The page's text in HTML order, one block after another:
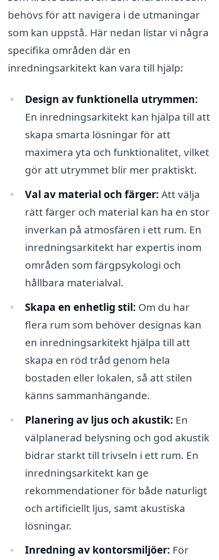
behövs för att navigera i de utmaningar
som kan uppstå. Här nedan listar vi några
specifika områden där en
inredningsarkitekt kan vara till hjälp:
Design av funktionella utrymmen:
En inredningsarkitekt kan hjälpa till att
skapa smarta lösningar för att
maximera yta och funktionalitet, vilket
gör att utrymmet blir mer praktiskt.
Val av material och färger: Att välja
rätt färger och material kan ha en stor
inverkan på atmosfären i ett rum. En
inredningsarkitekt har expertis inom
områden som färgpsykologi och
hållbara materialval.
Skapa en enhetlig stil: Om du har
flera rum som behöver designas kan
en inredningsarkitekt hjälpa till att
skapa en röd tråd genom hela
bostaden eller lokalen, så att stilen
känns sammanhängande.
Planering av ljus och akustik: En
välplanerad belysning och god akustik
bidrar starkt till trivseln i ett rum. En
inredningsarkitekt kan ge
rekommendationer för både naturligt
och artificiellt ljus, samt akustiska
lösningar.
Inredning av kontorsmiljöer: För